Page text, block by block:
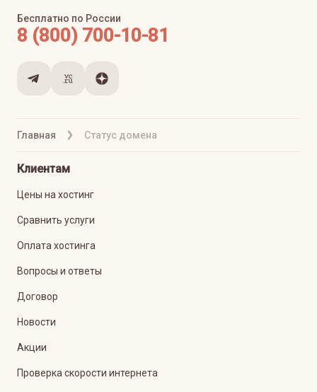
Главная Статус домена
Бесплатно по России
8 (800) 700-10-81
Клиентам
Цены на хостинг
Сравнить услуги
Оплата хостинга
Вопросы и ответы
Договор
Новости
Акции
Проверка скорости интернета